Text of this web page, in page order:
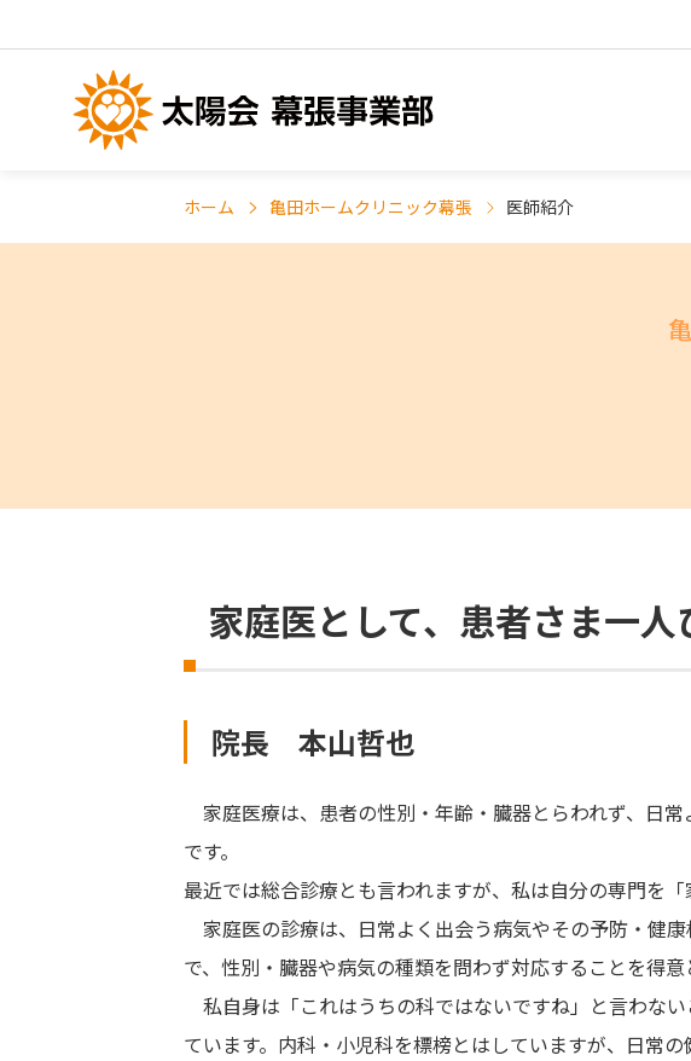
ホーム 亀田ホームクリニック幕張 医師紹介
家庭医として、患者さま一
院長 本山哲也
家庭医療は、患者の性別・年齢・臓器とらわれず、日
です。
最近では総合診療とも言われますが、私は自分の専門を
家庭医の診療は、日常よく出会う病気やその予防・健
で、性別・臓器や病気の種類を問わず対応することを得意
私自身は「これはうちの科ではないですね」と言わな
ています。内科・小児科を標榜とはしていますが、日常